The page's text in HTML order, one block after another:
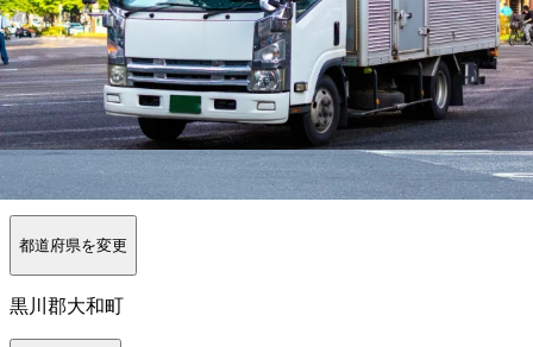
【北海道・東北 】他の都道府県から探
す
青森県岩手県山形県福島県北海道 秋田県
勤務エリア
都道府県を変更
黒川郡大和町